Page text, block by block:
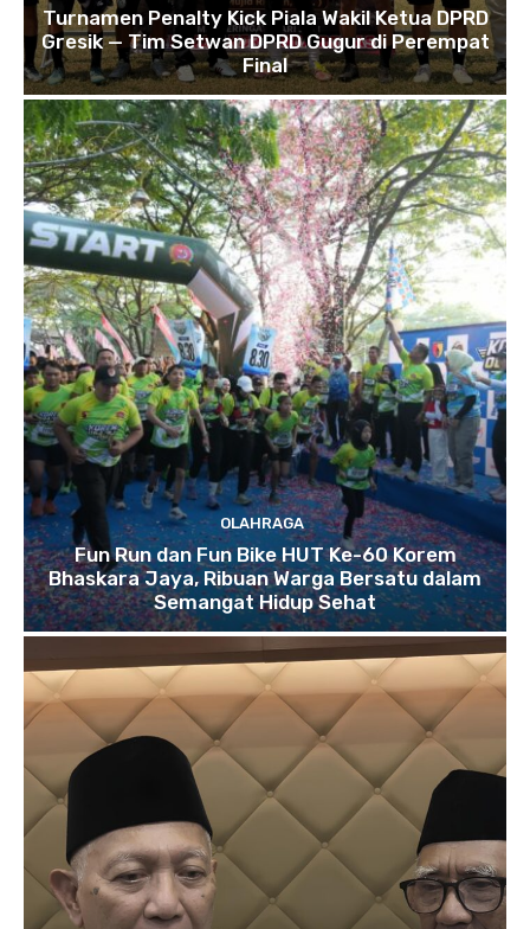
Turnamen Penalty Kick Piala Wakil Ketua DPRD
Gresik — Tim Setwan DPRD Gugur di Perempat
Final
OLAHRAGA
Fun Run dan Fun Bike HUT Ke-60 Korem
Bhaskara Jaya, Ribuan Warga Bersatu dalam
Semangat Hidup Sehat